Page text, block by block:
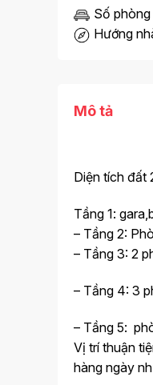
Số phòng
Hướng
Mô tả
Diện tích đất
Tầng 1:
– Tầng 2:
– Tầng 3: 2
– Tầng 4: 3
– Tầng 5:
Vị trí thuận
hàng ngày